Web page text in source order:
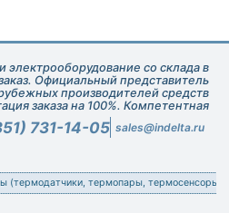
электрооборудование со склада в
Официальный представитель
производителей средств
заказа на 100%. Компетентная
при подборе оборудования.
731-14-05 sales@indelta.ru
(термодатчики, термопары, термосенсоры)